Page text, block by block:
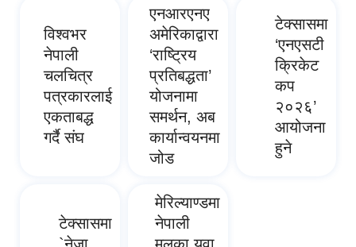
विश्वभर
नेपाली
चलचित्र
पत्रकारलाई
एकताबद्ध
गर्दै संघ
एनआरएनए
अमेरिकाद्वारा
‘राष्ट्रिय
प्रतिबद्धता’
योजनामा
समर्थन, अब
कार्यान्वयनमा
जोड
टेक्सासमा
‘एनएसटी
क्रिकेट
कप
२०२६’
आयोजना
हुने
टेक्सासमा
`नेजा
मेरिल्याण्डमा
नेपाली
मूलका युवा